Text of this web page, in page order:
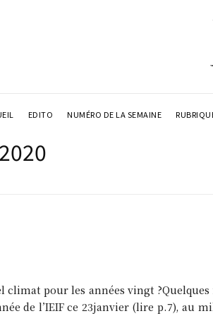
EDITO NUMÉRO DE LA SEMAINE
climat pour les années vingt
de l’IEIF ce 23janvier (lire p.7), au